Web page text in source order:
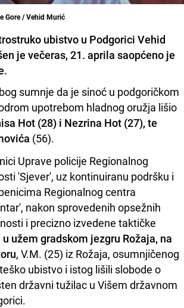
Gore / Vehid Murić
ubistvo u Podgorici Vehid
je večeras, 21. aprila saopćeno je
sumnje da je sinoć u podgoričkom
upotrebom hladnog oružja lišio
Hot (28) i Nezrina Hot (27), te
(56).
Uprave policije Regionalnog
'Sjever', uz kontinuiranu podršku i
Regionalnog centra
nakon sprovedenih opsežnih
i precizno izvedene taktičke
užem gradskom jezgru Rožaja, na
, V.M. (25) iz Rožaja, osumnjičenog
ubistvo i istog lišili slobode o
državni tužilac u Višem državnom